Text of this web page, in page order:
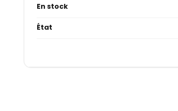
En stock
État